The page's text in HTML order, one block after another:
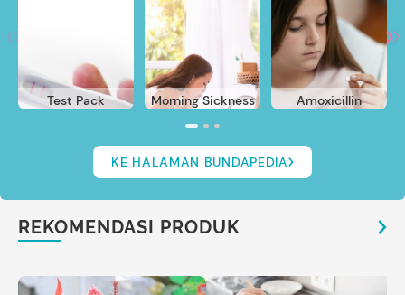
Test Pack Morning Sickness Amoxicillin
KE HALAMAN BUNDAPEDIA
REKOMENDASI PRODUK